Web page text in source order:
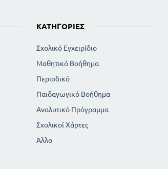
ΚΑΤΗΓΟΡΊΕΣ
Σχολικό Εγχειρίδιο
Μαθητικό Βοήθημα
Περιοδικό
Παιδαγωγικό Βοήθημα
Αναλυτικό Πρόγραμμα
Σχολικοί Χάρτες
Άλλο